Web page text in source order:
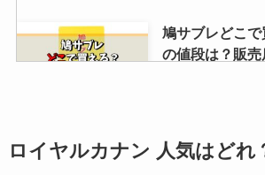
鳩サブレどこで
の値段は？販
銀座餅はどこで
ィや成城石井
ロイヤルカナン 人気はどれ